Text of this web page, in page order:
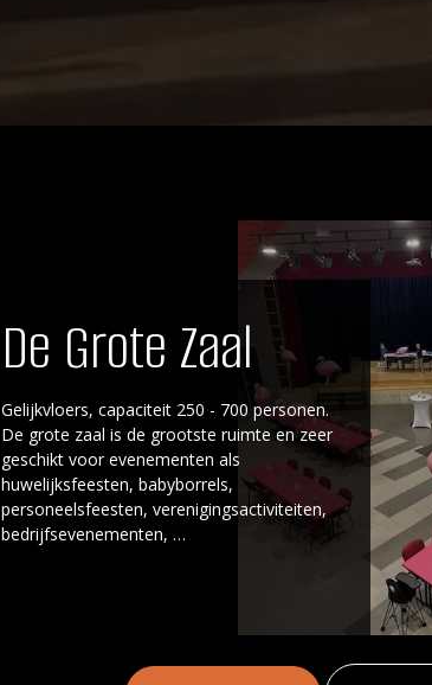
De Grote Zaal
Gelijkvloers, capaciteit 250 - 700 personen.
De grote zaal is de grootste ruimte en zeer
geschikt voor evenementen als
huwelijksfeesten, babyborrels,
personeelsfeesten, verenigingsactiviteiten,
bedrijfsevenementen, …